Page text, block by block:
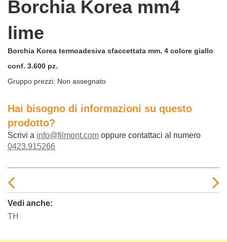
Borchia Korea mm4
lime
Borchia Korea termoadesiva sfaccettata mm. 4 colore giallo
conf. 3.600 pz.
Gruppo prezzi: Non assegnato
Hai bisogno di informazioni su questo
prodotto?
Scrivi a info@filmont.com oppure contattaci al numero
0423.915266
Vedi anche:
TH